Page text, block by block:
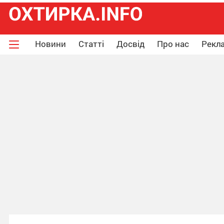
Новини Статті Досвід Про нас